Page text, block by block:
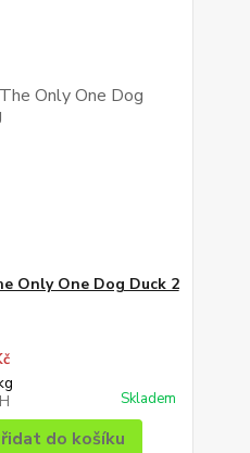
Only One Dog Duck 2
Skladem
do košíku